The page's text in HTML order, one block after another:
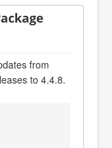
from
to 4.4.8.